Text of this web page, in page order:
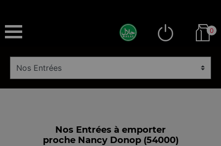
0
Nos Entrées à emporter
proche Nancy Donop (54000)